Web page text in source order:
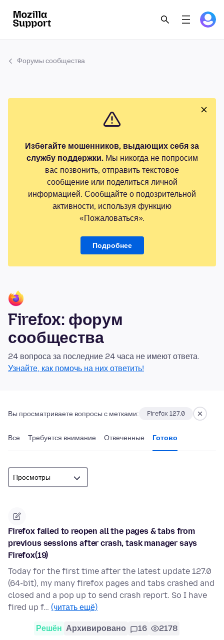
Форумы сообщества
Избегайте мошенников, выдающих себя за
службу поддержки.Мы никогда не попросим
вас позвонить, отправить текстовое
сообщение или поделиться личной
информацией. Сообщайте о подозрительной
активности, используя функцию
«Пожаловаться».
Подробнее
Firefox: форум
сообщества
24 вопроса за последние 24 часа не имеют ответа.
Узнайте, как помочь на них ответить!
Вы просматриваете вопросы с метками: Firefox 127.0
Все Требуется внимание Отвеченные Готово
Firefox failed to reopen all the pages & tabs from
previous sessions after crash, task manager says
Firefox(19)
Today for the first time after the latest update 127.0
(64-bit), my many firefox pages and tabs crashed and
closed and a pop up to send crash report. So I have
fired up f… (читать ещё)
Решён Архивировано 16 2178